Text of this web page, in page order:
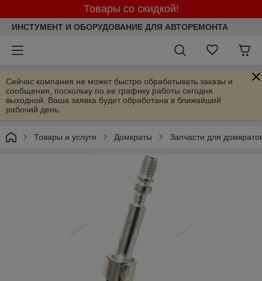
Товары со скидкой!
ИНСТУМЕНТ И ОБОРУДОВАНИЕ ДЛЯ АВТОРЕМОНТА
Сейчас компания не может быстро обрабатывать заказы и
сообщения, поскольку по ее графику работы сегодня
выходной. Ваша заявка будет обработана в ближайший
рабочий день.
Товары и услуги Домкраты Запчасти для